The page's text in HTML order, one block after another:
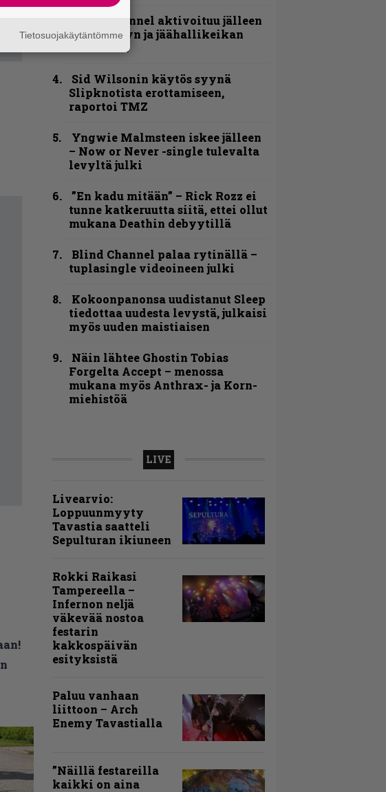
Blind Channel aktivoituu jälleen
uuden levyn ja jäähallikeikan
merkeissä
Sid Wilsonin käytös syynä
Slipknotista erottamiseen,
raportoi TMZ
Yngwie Malmsteen iskee jälleen
– Now or Never -single tulevalta
levyltä julki
”En kadu mitään” – Rick Rozz ei
tunne katkeruutta siitä, ettei ollut
mukana Deathin debyytillä
Blind Channel palaa rytinällä –
tuplasingle videoineen julki
Kokoonpanonsa uudistanut Sleep
tiedottaa uudesta levystä, julkaisi
myös uuden maistiaisen
Näin lähtee Ghostin Tobias
Forgelta Accept – menossa
mukana myös Anthrax- ja Korn-
miehistöä
LIVE
Livearvio:
Loppuunmyyty
Tavastia saatteli
Sepulturan ikiuneen
Rokki Raikasi
Tampereella –
Infernon neljä
väkevää nostoa
festarin
kakkospäivän
esityksistä
Paluu vanhaan
liittoon – Arch
Enemy Tavastialla
”Näillä festareilla
kaikki on aina
Tietosuojakäytäntömme